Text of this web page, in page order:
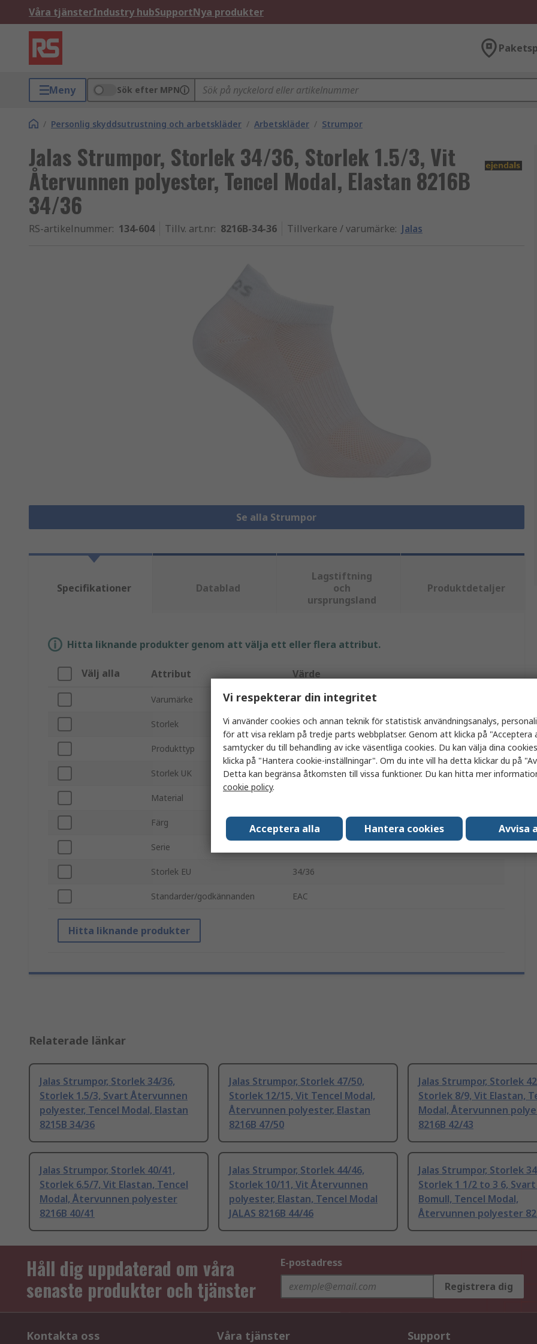
Våra tjänsterIndustry hubSupportNya produkter
Meny Sök efter MPN
/ Personlig skyddsutrustning och arbetskläder / Arbetskläder / Strumpor
Jalas Strumpor, Storlek 34/36, Storlek 1.5/3, Vit
Återvunnen polyester, Tencel Modal, Elastan 8216B
34/36
RS-artikelnummer: 134-604 Tillv. art.nr: 8216B-34-36 Tillverkare / varumärke: Jalas
Se alla Strumpor
Specifikationer Datablad
Lagstiftning
och
ursprungsland
Produktdetaljer
Hitta liknande produkter genom att välja ett eller flera attribut.
Välj alla Attribut Värde
Varumärke Jalas
Storlek 34/36
Produkttyp Strumpor
Storlek UK 1.5/3
Material
Färg
Serie
Storlek EU 34/36
Standarder/godkännanden EAC
Hitta liknande produkter
Relaterade länkar
Jalas Strumpor, Storlek 34/36,
Storlek 1.5/3, Svart Återvunnen
polyester, Tencel Modal, Elastan
8215B 34/36
Jalas Strumpor, Storlek 47/50,
Storlek 12/15, Vit Tencel Modal,
Återvunnen polyester, Elastan
8216B 47/50
Jalas Strumpor, Storlek
Storlek 8/9, Vit Elastan,
Modal, Återvunnen
8216B 42/43
Jalas Strumpor, Storlek 40/41,
Storlek 6.5/7, Vit Elastan, Tencel
Modal, Återvunnen polyester
8216B 40/41
Jalas Strumpor, Storlek 44/46,
Storlek 10/11, Vit Återvunnen
polyester, Elastan, Tencel Modal
JALAS 8216B 44/46
Jalas Strumpor, Storlek
Storlek 1 1/2 to 3 6,
Bomull, Tencel Modal,
Återvunnen polyester
Håll dig uppdaterad om våra
senaste produkter och tjänster
E-postadress
Registrera dig
Kontakta oss Våra tjänster Support
Vi respekterar din integritet
Vi använder cookies och annan teknik för statistisk användningsanalys,
för att visa reklam på tredje parts webbplatser. Genom att klicka på "Acceptera
samtycker du till behandling av icke väsentliga cookies. Du kan välja dina
klicka på "Hantera cookie-inställningar". Om du inte vill ha detta klickar du på
Detta kan begränsa åtkomsten till vissa funktioner. Du kan hitta mer
cookie policy.
Acceptera alla Hantera cookies Avvisa